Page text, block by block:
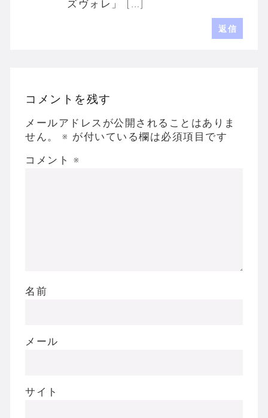
ズヴォレ」 […]
返信
コメントを残す
メールアドレスが公開されることはありま
せん。
※ が付いている欄は必須項目です
コメント ※
名前
メール
サイト